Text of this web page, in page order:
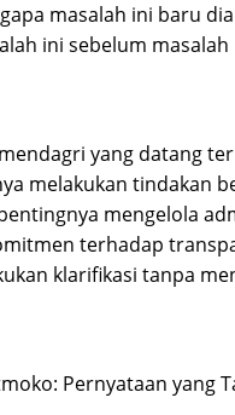
masalah ini baru
ini sebelum
yang datang
melakukan tindakan
mengelola
terhadap
klarifikasi tanpa
Pernyataan yang